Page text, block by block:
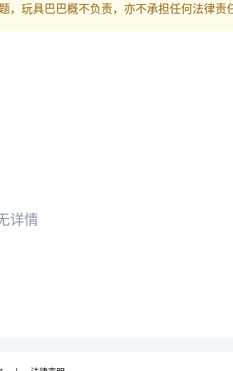
玩具巴巴概不负责，亦不承担任何法律责
详情